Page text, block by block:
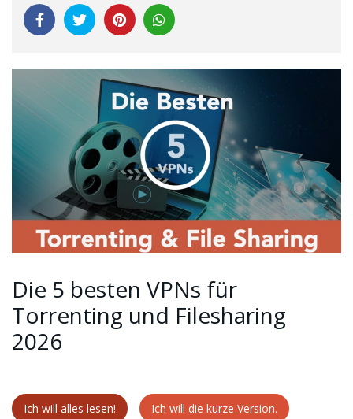
Die 5 besten VPNs für
Torrenting und Filesharing
2026
Ich will alles lesen! Ich will die kurze Version.